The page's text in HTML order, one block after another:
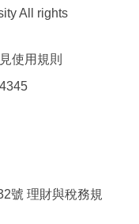
All rights
使用規則
號 理財與稅務規